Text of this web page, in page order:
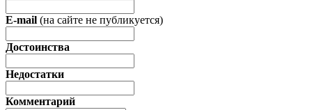
E-mail (на сайте не публикуется)
Достоинства
Недостатки
Комментарий